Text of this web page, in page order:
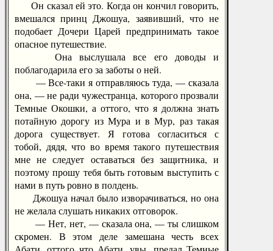
Он сказал ей это. Когда он кончил говорить,
вмешался принц Джошуа, заявивший, что не
подобает Дочери Царей предпринимать такое
опасное путешествие.
Она выслушала все его доводы и
поблагодарила его за заботы о ней.
— Все-таки я отправляюсь туда, — сказала
она, — не ради чужестранца, которого прозвали
Темные Окошки, а оттого, что я должна знать
потайную дорогу из Мура и в Мур, раз такая
дорога существует. Я готова согласиться с
тобой, дядя, что во время такого путешествия
мне не следует оставаться без защитника, и
поэтому прошу тебя быть готовым выступить с
нами в путь ровно в полдень.
Джошуа начал было изворачиваться, но она
не желала слушать никаких отговорок.
— Нет, нет, — сказала она, — ты слишком
скромен. В этом деле замешана честь всех